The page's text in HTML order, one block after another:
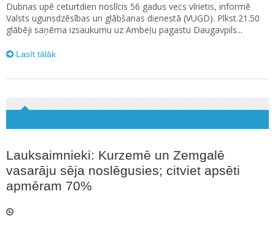
Dubnas upē ceturtdien noslīcis 56 gadus vecs vīrietis, informē
Valsts ugunsdzēsības un glābšanas dienestā (VUGD). Plkst.21.50
glābēji saņēma izsaukumu uz Ambeļu pagastu Daugavpils...
Lasīt tālāk
Lauksaimnieki: Kurzemē un Zemgalē
vasarāju sēja noslēgusies; citviet apsēti
apmēram 70%